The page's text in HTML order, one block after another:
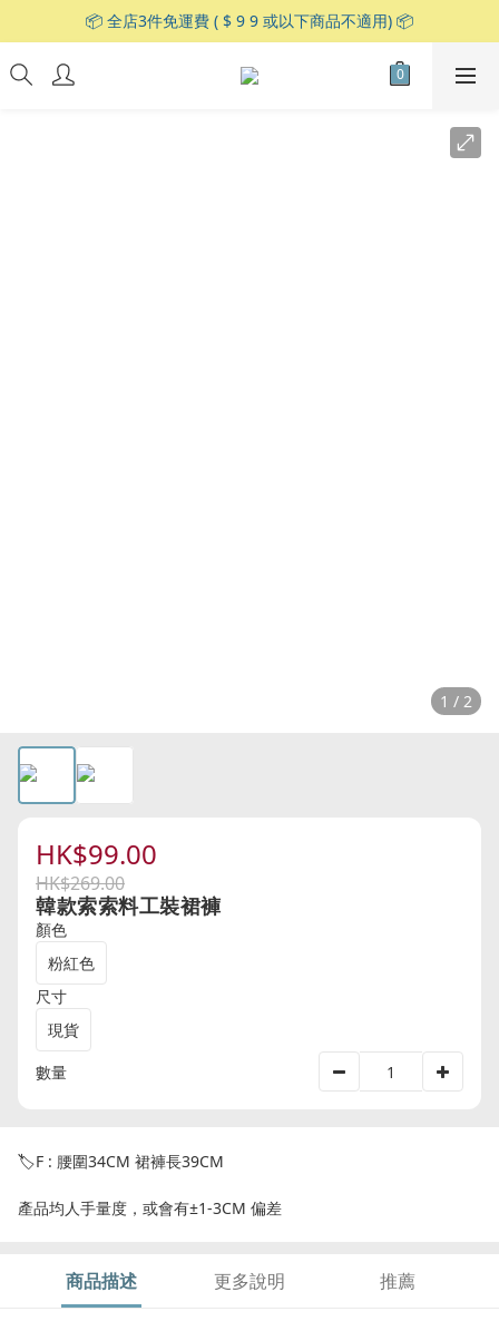
📦 全店3件免運費 ( $ 9 9 或以下商品不適用) 📦
1 / 2
HK$99.00
HK$269.00
韓款索索料工裝裙褲
顏色
粉紅色
尺寸
現貨
數量
🏷F : 腰圍34CM 裙褲長39CM
產品均人手量度，或會有±1-3CM 偏差
商品描述 更多說明 推薦